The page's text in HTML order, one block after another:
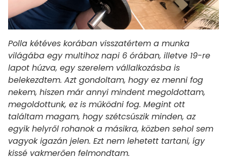
Polla kétéves korában visszatértem a munka
világába egy multihoz napi 6 órában, illetve 19-re
lapot húzva, egy szerelem vállalkozásba is
belekezdtem. Azt gondoltam, hogy ez menni fog
nekem, hiszen már annyi mindent megoldottam,
megoldottunk, ez is működni fog. Megint ott
találtam magam, hogy szétcsúszik minden, az
egyik helyről rohanok a másikra, közben sehol sem
vagyok igazán jelen. Ezt nem lehetett tartani, így
kissé vakmerően felmondtam.